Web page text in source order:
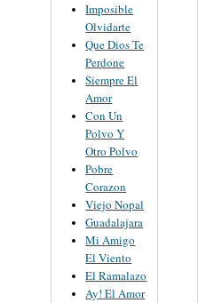
Imposible
Olvidarte
Que Dios Te
Perdone
Siempre El
Amor
Con Un
Polvo Y
Otro Polvo
Pobre
Corazon
Viejo Nopal
Guadalajara
Mi Amigo
El Viento
El Ramalazo
Ay! El Amor